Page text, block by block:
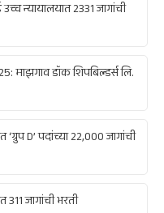
न्यायालयात 2331 जागांची
माझगाव डॉक शिपबिल्डर्स लि.
D’ पदांच्या 22,000 जागांची
जागांची भरती